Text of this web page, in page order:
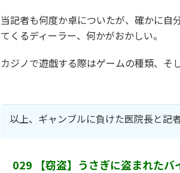
当記者も何度か卓についたが、確かに自
てくるディーラー、何かがおかしい。
カジノで遊戯する際はゲームの種類、そ
以上、ギャンブルに負けた医院長と記
029 【窃盗】うさぎに盗まれたバ